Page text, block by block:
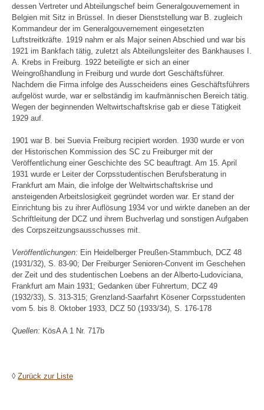
dessen Vertreter und Abteilungschef beim Generalgouvernement in
Belgien mit Sitz in Brüssel. In dieser Dienststellung war B. zugleich
Kommandeur der im Generalgouvernement eingesetzten
Luftstreitkräfte. 1919 nahm er als Major seinen Abschied und war bis
1921 im Bankfach tätig, zuletzt als Abteilungsleiter des Bankhauses I.
A. Krebs in Freiburg. 1922 beteiligte er sich an einer
Weingroßhandlung in Freiburg und wurde dort Geschäftsführer.
Nachdem die Firma infolge des Ausscheidens eines Geschäftsführers
aufgelöst wurde, war er selbständig im kaufmännischen Bereich tätig.
Wegen der beginnenden Weltwirtschaftskrise gab er diese Tätigkeit
1929 auf.
1901 war B. bei Suevia Freiburg recipiert worden. 1930 wurde er von
der Historischen Kommission des SC zu Freiburger mit der
Veröffentlichung einer Geschichte des SC beauftragt. Am 15. April
1931 wurde er Leiter der Corpsstudentischen Berufsberatung in
Frankfurt am Main, die infolge der Weltwirtschaftskrise und
ansteigenden Arbeitslosigkeit gegründet worden war. Er stand der
Einrichtung bis zu ihrer Auflösung 1934 vor und wirkte daneben an der
Schriftleitung der DCZ und ihrem Buchverlag und sonstigen Aufgaben
des Corpszeitzungsausschusses mit.
Veröffentlichungen: Ein Heidelberger Preußen-Stammbuch, DCZ 48
(1931/32), S. 83-90; Der Freiburger Senioren-Convent im Geschehen
der Zeit und des studentischen Loebens an der Alberto-Ludoviciana,
Frankfurt am Main 1931; Gedanken über Führertum, DCZ 49
(1932/33), S. 313-315; Grenzland-Saarfahrt Kösener Corpsstudenten
vom 5. bis 8. Oktober 1933, DCZ 50 (1933/34), S. 176-178
Quellen: KösA A 1 Nr. 717b
◊ Zurück zur Liste